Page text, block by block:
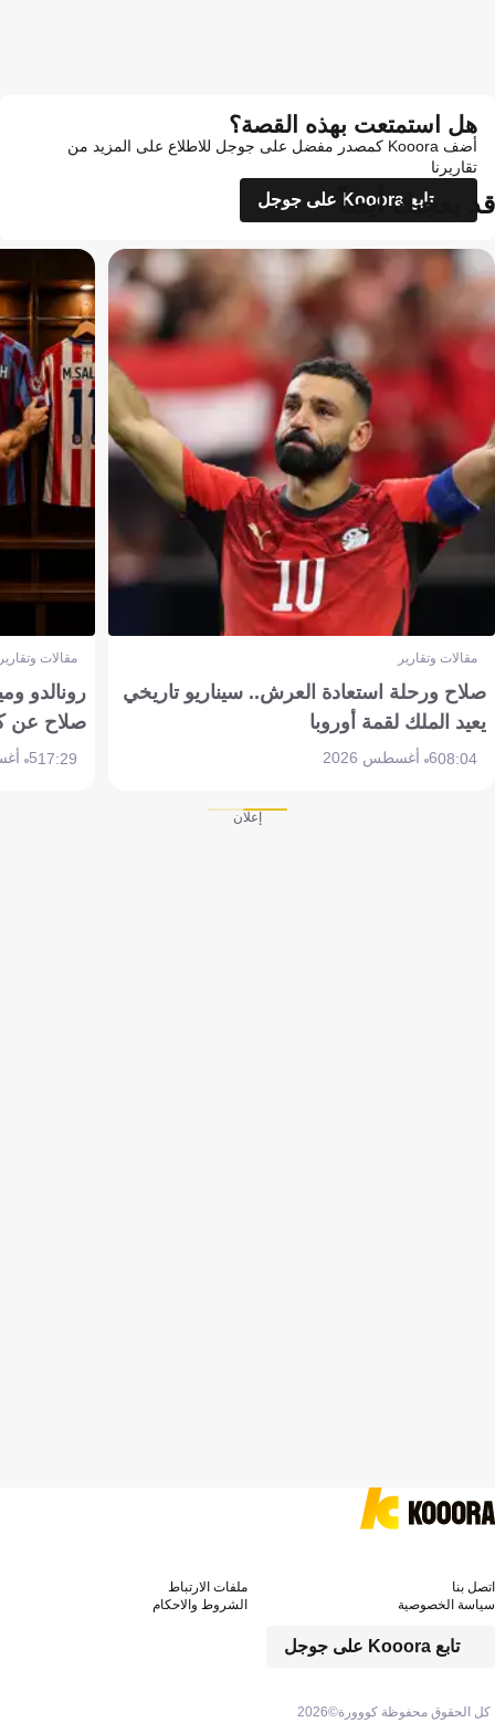
هل استمتعت بهذه القصة؟
أضف Kooora كمصدر مفضل على جوجل للاطلاع على المزيد من
تقاريرنا
تابع Kooora على جوجل
قد يعجبك أيضاً
مقالات وتقارير
صلاح ورحلة استعادة العرش.. سيناريو تاريخي
يعيد الملك لقمة أوروبا
08:046 أغسطس 2026
مقالات
رونالدو
صلاح عن
17:295 أغسطس 2026
إعلان
كل الحقوق محفوظة كووورة©2026
تابع Kooora على جوجل
اتصل بنا
ملفات الارتباط
سياسة الخصوصية
الشروط والاحكام